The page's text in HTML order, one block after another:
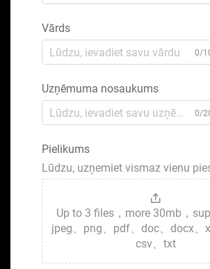
Vārds
0/
Uzņēmuma nosaukums
0/
Pielikums
Lūdzu, uzņemiet vismaz vienu
Up to 3 files，more 30mb，
jpeg、png、pdf、doc、docx、
csv、txt